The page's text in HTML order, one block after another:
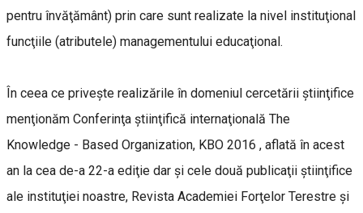
pentru învăţământ) prin care sunt realizate la nivel instituţional
funcţiile (atributele) managementului educaţional.
În ceea ce priveşte realizările în domeniul cercetării ştiinţifice
menţionăm Conferinţa ştiinţifică internaţională The
Knowledge - Based Organization, KBO 2016 , aflată în acest
an la cea de-a 22-a ediţie dar şi cele două publicaţii ştiinţifice
ale instituţiei noastre, Revista Academiei Forţelor Terestre şi